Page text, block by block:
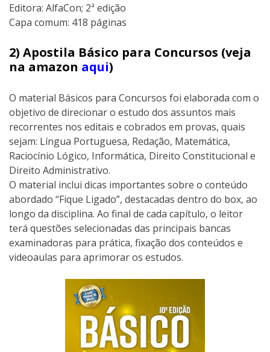
Editora:‎ AlfaCon; 2ª edição
Capa comum:‎ 418 páginas
2) Apostila Básico para Concursos (veja
na amazon aqui)
O material Básicos para Concursos foi elaborada com o
objetivo de direcionar o estudo dos assuntos mais
recorrentes nos editais e cobrados em provas, quais
sejam: Língua Portuguesa, Redação, Matemática,
Raciocínio Lógico, Informática, Direito Constitucional e
Direito Administrativo.
O material inclui dicas importantes sobre o conteúdo
abordado “Fique Ligado”, destacadas dentro do box, ao
longo da disciplina. Ao final de cada capítulo, o leitor
terá questões selecionadas das principais bancas
examinadoras para prática, fixação dos conteúdos e
videoaulas para aprimorar os estudos.